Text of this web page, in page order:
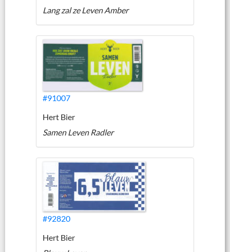
Lang zal ze Leven Amber
#91007
Hert Bier
Samen Leven Radler
#92820
Hert Bier